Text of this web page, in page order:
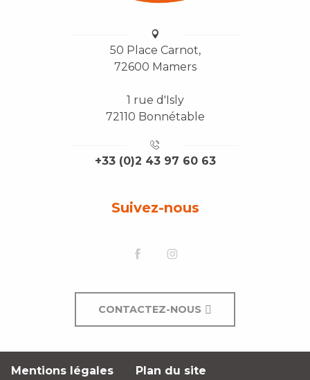
50 Place Carnot,
72600 Mamers
1 rue d'Isly
72110 Bonnétable
+33 (0)2 43 97 60 63
Suivez-nous
CONTACTEZ-NOUS
Mentions légales Plan du site